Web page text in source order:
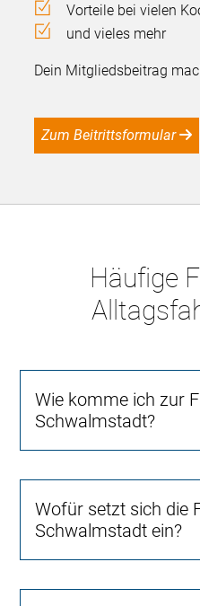
Vorteile bei vielen
und vieles mehr
Dein Mitgliedsbeitrag
Zum Beitrittsformular
Häufige
Wie komme ich zur
Schwalmstadt?
Wofür setzt sich die
Schwalmstadt ein?